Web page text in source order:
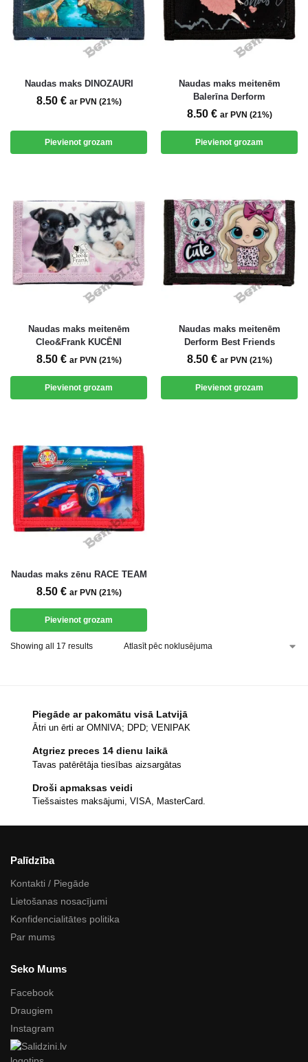
Naudas maks DINOZAURI
8.50 € ar PVN (21%)
Pievienot grozam
Naudas maks meitenēm
Balerīna Derform
8.50 € ar PVN (21%)
Pievienot grozam
Naudas maks meitenēm
Cleo&Frank KUCĒNI
8.50 € ar PVN (21%)
Pievienot grozam
Naudas maks meitenēm
Derform Best Friends
8.50 € ar PVN (21%)
Pievienot grozam
Naudas maks zēnu RACE TEAM
8.50 € ar PVN (21%)
Pievienot grozam
Showing all 17 results
Piegāde ar pakomātu visā Latvijā
Ātri un ērti ar OMNIVA; DPD; VENIPAK
Atgriez preces 14 dienu laikā
Tavas patērētāja tiesības aizsargātas
Droši apmaksas veidi
Tiešsaistes maksājumi, VISA, MasterCard.
Palīdzība
Kontakti / Piegāde
Lietošanas nosacījumi
Konfidencialitātes politika
Par mums
Seko Mums
Facebook
Draugiem
Instagram